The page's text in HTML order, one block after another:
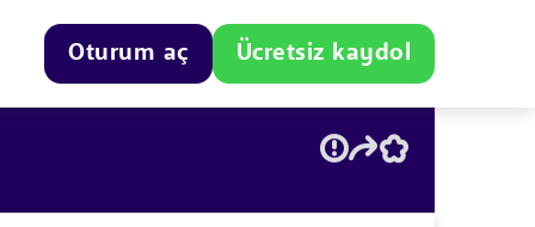
Oturum aç Ücretsiz kaydol